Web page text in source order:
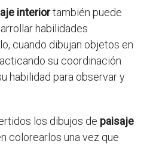
interiortambién puede
habilidades
cuando dibujan objetos en
su coordinación
habilidad para observar y
los dibujos de paisaje
colorearlos una vez que